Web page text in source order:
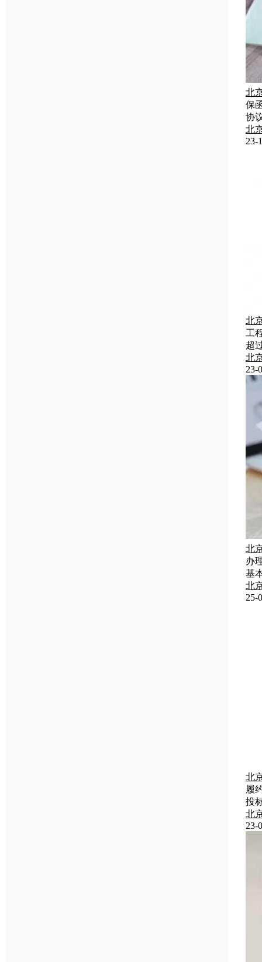
北
保
协
北
23-
北
工
超
北
23-
北
办
基
北
25-
北
履
投
北
23-